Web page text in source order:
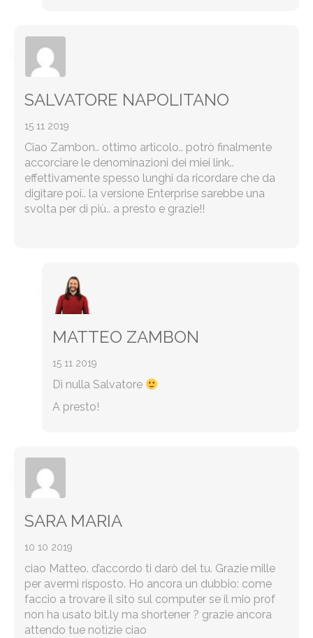
SALVATORE NAPOLITANO
15 11 2019
Ciao Zambon.. ottimo articolo.. potrò finalmente
accorciare le denominazioni dei miei link..
effettivamente spesso lunghi da ricordare che da
digitare poi.. la versione Enterprise sarebbe una
svolta per di più.. a presto e grazie!!
MATTEO ZAMBON
15 11 2019
Di nulla Salvatore
A presto!
SARA MARIA
10 10 2019
ciao Matteo. d’accordo ti darò del tu. Grazie mille
per avermi risposto. Ho ancora un dubbio: come
faccio a trovare il sito sul computer se il mio prof
non ha usato bit.ly ma shortener ? grazie ancora
attendo tue notizie ciao